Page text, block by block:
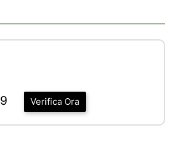
Verifica Ora
9